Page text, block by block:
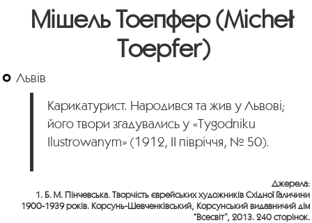
Мішель Тоепфер (Micheł
Toepfer)
Львів
Карикатурист. Народився та жив у Львові;
його твори згадувались у «Tygodniku
Ilustrowanym» (1912, ІІ півріччя, № 50).
Джерела:
1. Б. М. Пінчевська. Творчість єврейських художників Східної Галичини
1900-1939 років. Корсунь-Шевченківський, Корсунський видавничий дім
“Всесвіт”, 2013. 240 сторінок.